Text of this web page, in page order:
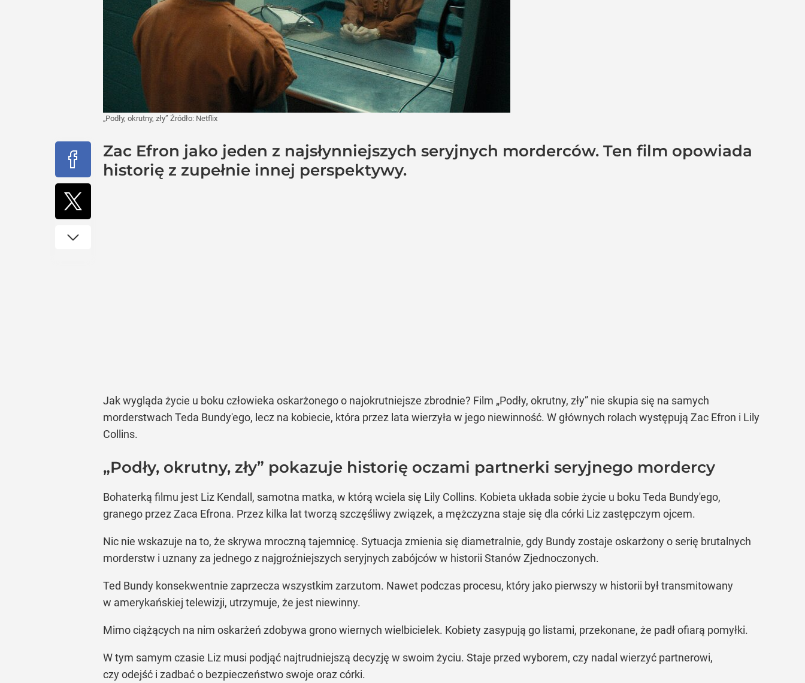
„Podły, okrutny, zły” Źródło: Netflix
Zac Efron jako jeden z najsłynniejszych seryjnych morderców. Ten film opowiada
historię z zupełnie innej perspektywy.
Jak wygląda życie u boku człowieka oskarżonego o najokrutniejsze zbrodnie? Film „Podły, okrutny, zły” nie skupia się na samych
morderstwach Teda Bundy'ego, lecz na kobiecie, która przez lata wierzyła w jego niewinność. W głównych rolach występują Zac Efron i Lily
Collins.
„Podły, okrutny, zły” pokazuje historię oczami partnerki seryjnego mordercy
Bohaterką filmu jest Liz Kendall, samotna matka, w którą wciela się Lily Collins. Kobieta układa sobie życie u boku Teda Bundy'ego,
granego przez Zaca Efrona. Przez kilka lat tworzą szczęśliwy związek, a mężczyzna staje się dla córki Liz zastępczym ojcem.
Nic nie wskazuje na to, że skrywa mroczną tajemnicę. Sytuacja zmienia się diametralnie, gdy Bundy zostaje oskarżony o serię brutalnych
morderstw i uznany za jednego z najgroźniejszych seryjnych zabójców w historii Stanów Zjednoczonych.
Ted Bundy konsekwentnie zaprzecza wszystkim zarzutom. Nawet podczas procesu, który jako pierwszy w historii był transmitowany
w amerykańskiej telewizji, utrzymuje, że jest niewinny.
Mimo ciążących na nim oskarżeń zdobywa grono wiernych wielbicielek. Kobiety zasypują go listami, przekonane, że padł ofiarą pomyłki.
W tym samym czasie Liz musi podjąć najtrudniejszą decyzję w swoim życiu. Staje przed wyborem, czy nadal wierzyć partnerowi,
czy odejść i zadbać o bezpieczeństwo swoje oraz córki.